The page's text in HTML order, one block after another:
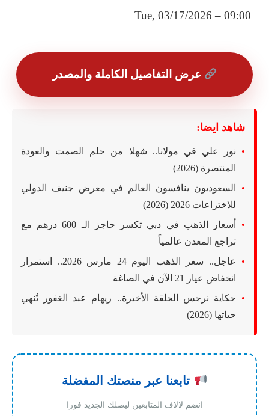
Tue, 03/17/2026 – 09:00
عرض التفاصيل الكاملة والمصدر
شاهد ايضا:
نور علي في مولانا.. شهلا من حلم الصمت والعودة
المنتصرة (2026)
السعوديون ينافسون العالم في معرض جنيف الدولي
للاختراعات 2026 (2026)
أسعار الذهب في دبي تكسر حاجز الـ 600 درهم مع
تراجع المعدن عالمياً
عاجل.. سعر الذهب اليوم 24 مارس 2026.. استمرار
انخفاض عيار 21 الآن في الصاغة
حكاية نرجس الحلقة الأخيرة.. ريهام عبد الغفور تٌنهي
حياتها (2026)
تابعنا عبر منصتك المفضلة
انضم لالاف المتابعين ليصلك الجديد فورا